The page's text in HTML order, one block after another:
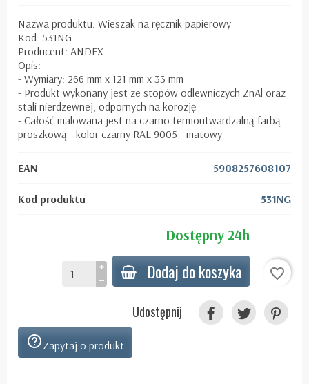
Nazwa produktu: Wieszak na ręcznik papierowy
Kod: 531NG
Producent: ANDEX
Opis:
- Wymiary: 266 mm x 121 mm x 33 mm
- Produkt wykonany jest ze stopów odlewniczych ZnAl oraz
stali nierdzewnej, odpornych na korozję
- Całość malowana jest na czarno termoutwardzalną farbą
proszkową - kolor czarny RAL 9005 - matowy
EAN 5908257608107
Kod produktu 531NG
Dostępny 24h
Dodaj do koszyka favorite_border
Udostępnij
help_outlineZapytaj o produkt